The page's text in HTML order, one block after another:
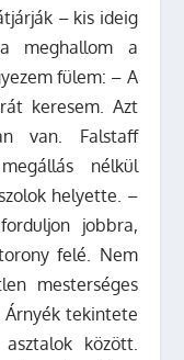
– kis ideig
meghallom a
fülem: – A
keresem. Azt
van. Falstaff
nélkül
helyette. –
jobbra,
felé. Nem
mesterséges
Árnyék tekintete
között.